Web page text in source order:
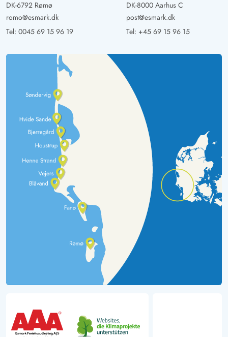
DK-6792 Rømø
romo@esmark.dk
Tel: 0045 69 15 96 19
DK-8000 Aarhus C
post@esmark.dk
Tel: +45 69 15 96 15